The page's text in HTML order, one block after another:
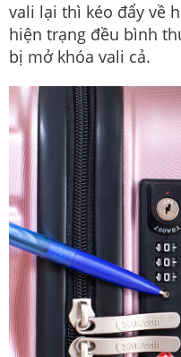
vali lại thì kéo đẩy về
hiện trạng đều bình
bị mở khóa vali cả.